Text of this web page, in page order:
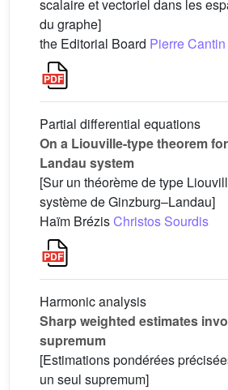
scalaire et vectoriel dans les
du graphe]
the Editorial Board Pierre Cantin
Partial differential equations
On a Liouville-type theorem
Landau system
[Sur un théorème de type
système de Ginzburg–Landau]
Haïm BrézisChristos Sourdis
Harmonic analysis
Sharp weighted estimates
supremum
[Estimations pondérées
un seul supremum]